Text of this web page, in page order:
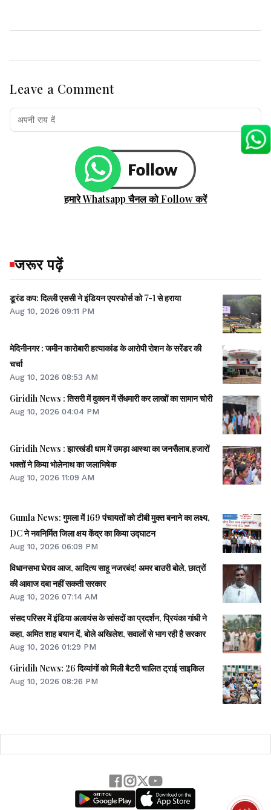
Leave a Comment
हमारे Whatsapp चैनल को Follow करें
जरूर पढ़ें
डूरंड कप: दिल्ली एससी ने इंडियन एयरफोर्स को 7-1 से हराया
Aug 10, 2026 09:11 PM
मेदिनीनगर : जमीन कारोबारी हत्याकांड के आरोपी रोशन के सरेंडर की
चर्चा
Aug 10, 2026 08:53 AM
Giridih News : तिसरी में दुकान में सेंधमारी कर लाखों का सामान चोरी
Aug 10, 2026 04:04 PM
Giridih News : झारखंडी धाम में उमड़ा आस्था का जनसैलाब,हजारों
भक्तों ने किया भोलेनाथ का जलाभिषेक
Aug 10, 2026 11:09 AM
Gumla News: गुमला में 169 पंचायतों को टीबी मुक्त बनाने का लक्ष्य,
DC ने नवनिर्मित जिला क्षय केंद्र का किया उद्घाटन
Aug 10, 2026 06:09 PM
विधानसभा घेराव आज, आदित्य साहू नजरबंद! अमर बाउरी बोले, छात्रों
की आवाज दबा नहीं सकती सरकार
Aug 10, 2026 07:14 AM
संसद परिसर में इंडिया अलायंस के सांसदों का प्रदर्शन, प्रियंका गांधी ने
कहा, अमित शाह बयान दें, बोले अखिलेश, सवालों से भाग रही है सरकार
Aug 10, 2026 01:29 PM
Giridih News: 26 दिव्यांगों को मिली बैटरी चालित ट्राई साइकिल
Aug 10, 2026 08:26 PM